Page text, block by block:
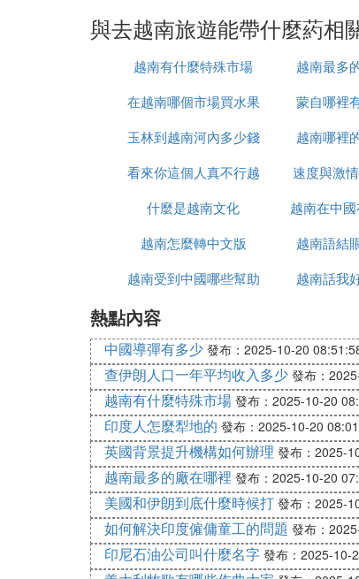
與去越南旅遊能帶什麼葯相
越南有什麼特殊市場 越南最多
在越南哪個市場買水果
最便宜
蒙自哪裡
玉林到越南河內多少錢
越南哪裡
看來你這個人真不行越
南語怎麼說
速度與激
時
什麼是越南文化
越南在中
越南怎麼轉中文版 越南語結
越南受到中國哪些幫助
越南話我
熱點內容
中國導彈有多少 發布：2025-10-20
查伊朗人口一年平均收入多少 發布：
越南有什麼特殊市場 發布：2025-10-20
印度人怎麼犁地的 發布：2025-10-20
英國背景提升機構如何辦理 發布：2025-
越南最多的廠在哪裡 發布：2025-10-20
美國和伊朗到底什麼時候打 發布：2025-
如何解決印度僱傭童工的問題 發布：
印尼石油公司叫什麼名字 發布：2025-10-